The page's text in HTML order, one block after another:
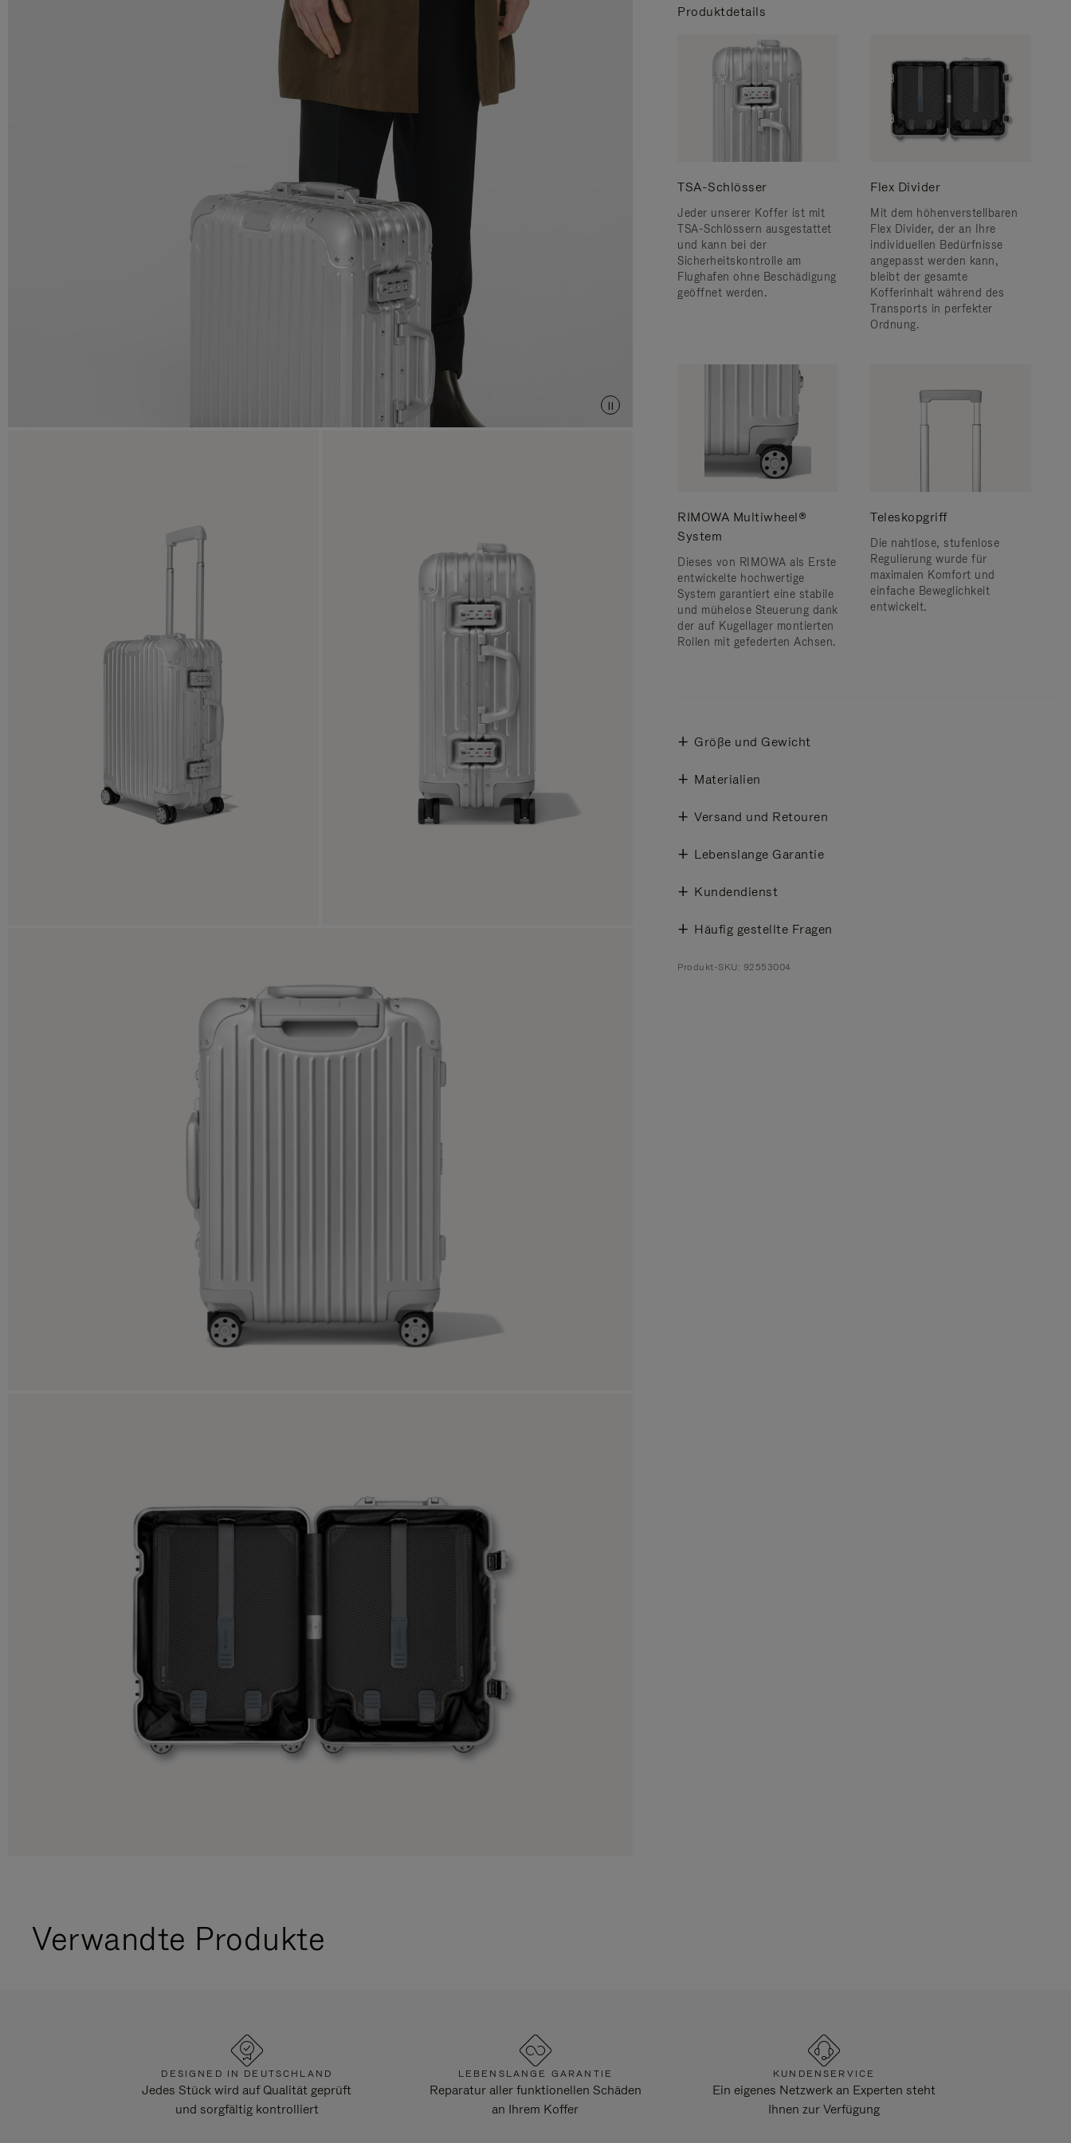
Produktdetails
TSA-Schlösser
Jeder unserer Koffer ist mit
TSA-Schlössern ausgestattet
und kann bei der
Sicherheitskontrolle am
Flughafen ohne Beschädigung
geöffnet werden.
Flex Divider
Mit dem höhenverstellbaren
Flex Divider, der an Ihre
individuellen Bedürfnisse
angepasst werden kann,
bleibt der gesamte
Kofferinhalt während des
Transports in perfekter
Ordnung.
RIMOWA Multiwheel®
System
Dieses von RIMOWA als Erste
entwickelte hochwertige
System garantiert eine stabile
und mühelose Steuerung dank
der auf Kugellager montierten
Rollen mit gefederten Achsen.
Teleskopgriff
Die nahtlose, stufenlose
Regulierung wurde für
maximalen Komfort und
einfache Beweglichkeit
entwickelt.
Größe und Gewicht
Materialien
Versand und Retouren
Lebenslange Garantie
Kundendienst
Häufig gestellte Fragen
Produkt-SKU: 92553004
Verwandte Produkte
DESIGNED IN DEUTSCHLAND
Jedes Stück wird auf Qualität geprüft
und sorgfältig kontrolliert
LEBENSLANGE GARANTIE
Reparatur aller funktionellen Schäden
an Ihrem Koffer
KUNDENSERVICE
Ein eigenes Netzwerk an Experten steht
Ihnen zur Verfügung